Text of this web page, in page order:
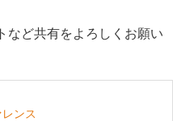
など共有をよろしくお願い
ンス